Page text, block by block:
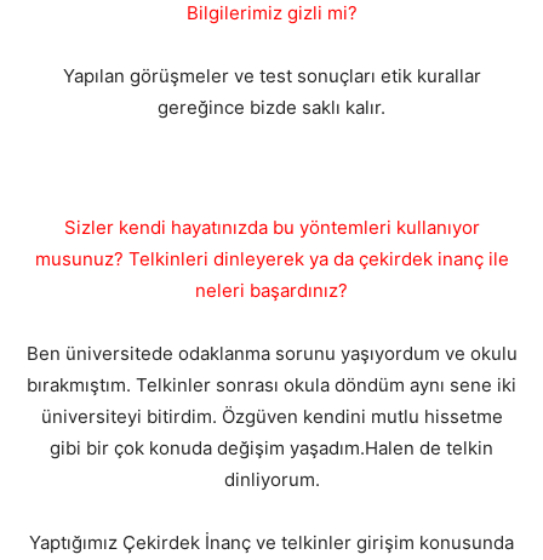
Bilgilerimiz gizli mi?
Yapılan görüşmeler ve test sonuçları etik kurallar
gereğince bizde saklı kalır.
Sizler kendi hayatınızda bu yöntemleri kullanıyor
musunuz? Telkinleri dinleyerek ya da çekirdek inanç ile
neleri başardınız?
Ben üniversitede odaklanma sorunu yaşıyordum ve okulu
bırakmıştım. Telkinler sonrası okula döndüm aynı sene iki
üniversiteyi bitirdim. Özgüven kendini mutlu hissetme
gibi bir çok konuda değişim yaşadım.Halen de telkin
dinliyorum.
Yaptığımız Çekirdek İnanç ve telkinler girişim konusunda